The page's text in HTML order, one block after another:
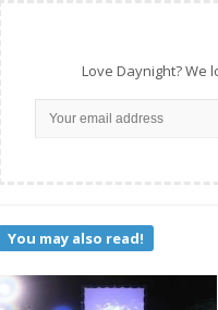
Love Daynight? We
You may also read!